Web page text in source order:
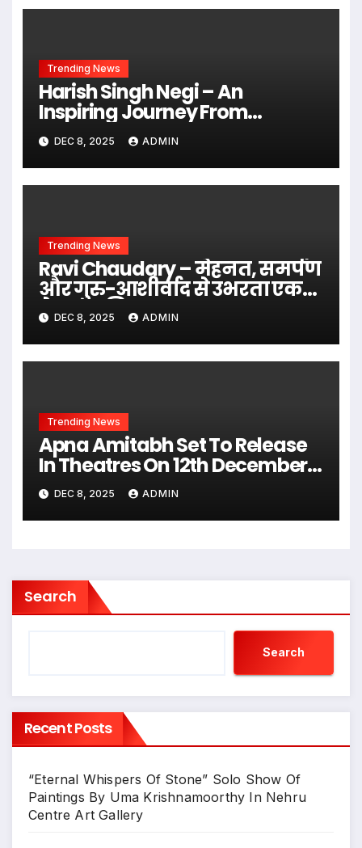
Trending News
Harish Singh Negi – An
Inspiring Journey From
Struggles To Success
DEC 8, 2025 ADMIN
Trending News
Ravi Chaudary – मेहनत, समर्पण
और गुरु-आशीर्वाद से उभरता एक
प्रेरक व्यक्तित्व
DEC 8, 2025 ADMIN
Trending News
Apna Amitabh Set To Release
In Theatres On 12th December
2025, Showcasing A Powerful
Social Drama
DEC 8, 2025 ADMIN
Search
Search
Recent Posts
“Eternal Whispers Of Stone” Solo Show Of
Paintings By Uma Krishnamoorthy In Nehru
Centre Art Gallery